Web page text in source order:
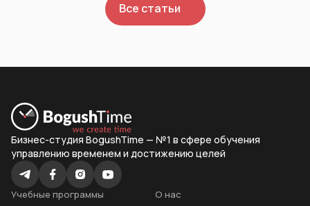
Все статьи
Бизнес-студия BogushTime — №1 в сфере обучения
управлению временем и достижению целей
Учебные программы О нас